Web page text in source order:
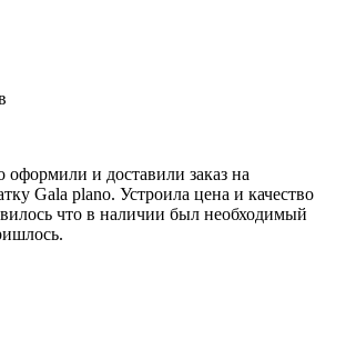
оформили и доставили заказ на
Gala plano. Устроила цена и качество
что в наличии был необходимый